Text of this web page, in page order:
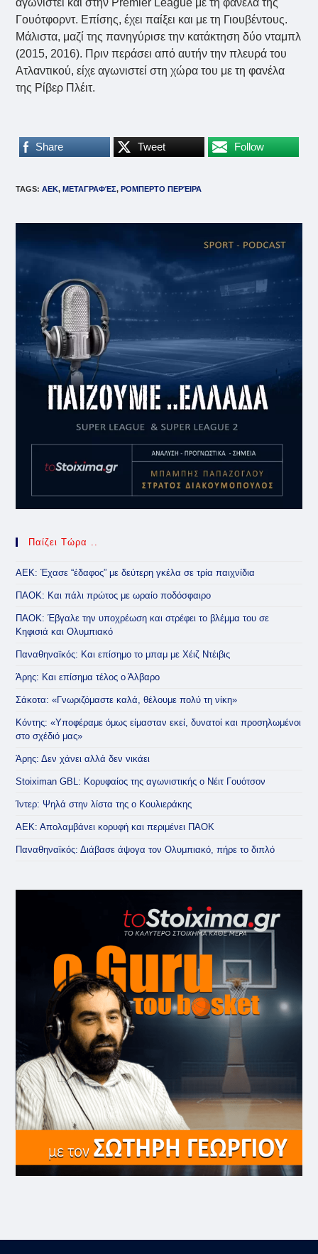
Γουότφορντ. Επίσης, έχει παίξει και με τη Γιουβέντους.
Μάλιστα, μαζί της πανηγύρισε την κατάκτηση δύο νταμπλ
(2015, 2016). Πριν περάσει από αυτήν την πλευρά του
Ατλαντικού, είχε αγωνιστεί στη χώρα του με τη φανέλα
της Ρίβερ Πλέιτ.
Share Tweet Follow
TAGS:ΑΕΚ, ΜΕΤΑΓΡΑΦΈΣ, ΡΟΜΠΕΡΤΟ ΠΕΡΈΙΡΑ
Παίζει Τώρα ..
ΑΕΚ: Έχασε “έδαφος” με δεύτερη γκέλα σε τρία παιχνίδια
ΠΑΟΚ: Και πάλι πρώτος με ωραίο ποδόσφαιρο
ΠΑΟΚ: Έβγαλε την υποχρέωση και στρέφει το βλέμμα του σε
Κηφισιά και Ολυμπιακό
Παναθηναϊκός: Και επίσημο το μπαμ με Χέιζ Ντέιβις
Άρης: Και επίσημα τέλος ο Άλβαρο
Σάκοτα: «Γνωριζόμαστε καλά, θέλουμε πολύ τη νίκη»
Κόντης: «Υποφέραμε όμως είμασταν εκεί, δυνατοί και προσηλωμένοι
στο σχέδιό μας»
Άρης: Δεν χάνει αλλά δεν νικάει
Stoiximan GBL: Κορυφαίος της αγωνιστικής ο Νέιτ Γουότσον
Ίντερ: Ψηλά στην λίστα της ο Κουλιεράκης
ΑΕΚ: Απολαμβάνει κορυφή και περιμένει ΠΑΟΚ
Παναθηναϊκός: Διάβασε άψογα τον Ολυμπιακό, πήρε το διπλό